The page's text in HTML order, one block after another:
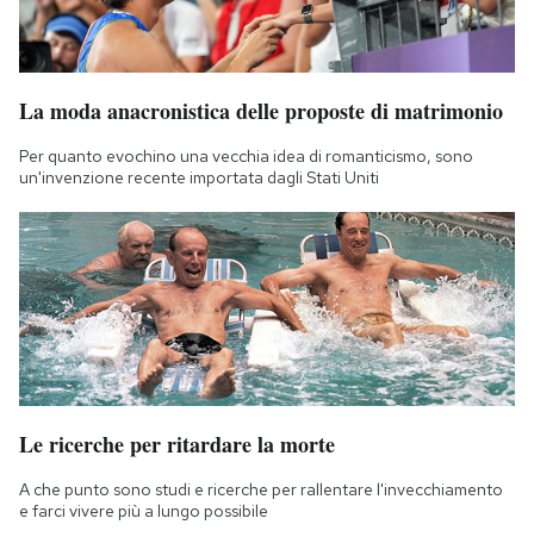
La moda anacronistica delle proposte di matrimonio
Per quanto evochino una vecchia idea di romanticismo, sono
un'invenzione recente importata dagli Stati Uniti
Le ricerche per ritardare la morte
A che punto sono studi e ricerche per rallentare l'invecchiamento
e farci vivere più a lungo possibile